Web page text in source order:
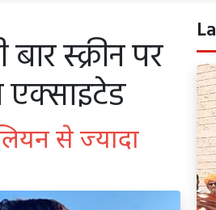
स्क्रीन पर
से ज्यादा